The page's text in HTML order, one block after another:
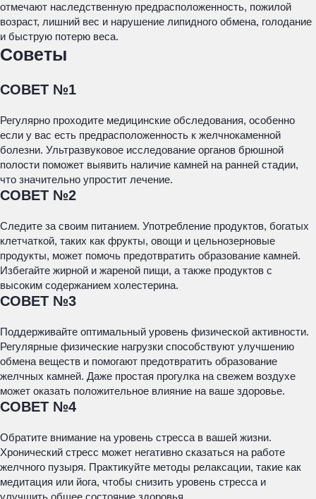
отмечают наследственную предрасположенность, пожилой
возраст, лишний вес и нарушение липидного обмена, голодание
и быструю потерю веса.
Советы
СОВЕТ №1
Регулярно проходите медицинские обследования, особенно
если у вас есть предрасположенность к желчнокаменной
болезни. Ультразвуковое исследование органов брюшной
полости поможет выявить наличие камней на ранней стадии,
что значительно упростит лечение.
СОВЕТ №2
Следите за своим питанием. Употребление продуктов, богатых
клетчаткой, таких как фрукты, овощи и цельнозерновые
продукты, может помочь предотвратить образование камней.
Избегайте жирной и жареной пищи, а также продуктов с
высоким содержанием холестерина.
СОВЕТ №3
Поддерживайте оптимальный уровень физической активности.
Регулярные физические нагрузки способствуют улучшению
обмена веществ и помогают предотвратить образование
желчных камней. Даже простая прогулка на свежем воздухе
может оказать положительное влияние на ваше здоровье.
СОВЕТ №4
Обратите внимание на уровень стресса в вашей жизни.
Хронический стресс может негативно сказаться на работе
желчного пузыря. Практикуйте методы релаксации, такие как
медитация или йога, чтобы снизить уровень стресса и
улучшить общее состояние здоровья.